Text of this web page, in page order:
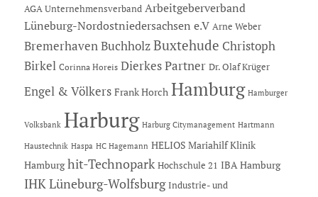
AGA Unternehmensverband Arbeitgeberverband
Lüneburg-Nordostniedersachsen e.V Arne Weber
Bremerhaven Buchholz Buxtehude Christoph
Birkel Corinna Horeis Dierkes Partner Dr. Olaf Krüger
Engel & Völkers Frank Horch Hamburg Hamburger
Volksbank Harburg Harburg Citymanagement Hartmann
Haustechnik Haspa HC Hagemann HELIOS Mariahilf Klinik
Hamburg hit-Technopark Hochschule 21 IBA Hamburg
IHK Lüneburg-Wolfsburg Industrie- und